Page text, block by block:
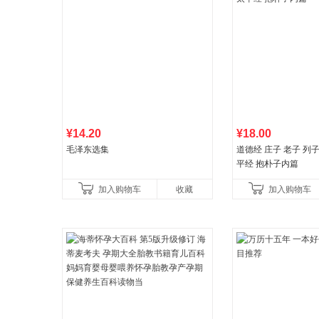
¥14.20
毛泽东选集
加入购物车 收藏
¥18.00
道德经 庄子 老子 列
平经 抱朴子内篇
加入购物车